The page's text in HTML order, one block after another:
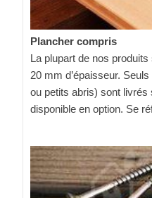
Plancher compris
La plupart de nos
20 mm d’épaisseur.
ou petits abris) sont livrés
disponible en option. Se